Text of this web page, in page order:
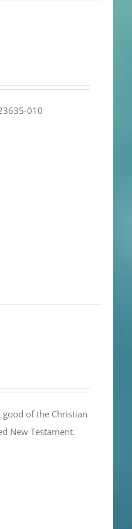
010
of the Christian
New Testament.